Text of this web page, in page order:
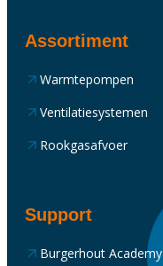
Assortiment
Warmtepompen
Ventilatiesystemen
Rookgasafvoer
Support
Burgerhout Academy